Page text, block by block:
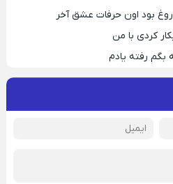
بود اون حرفات عشق آخر
کردی با من
بگم رفته یادم